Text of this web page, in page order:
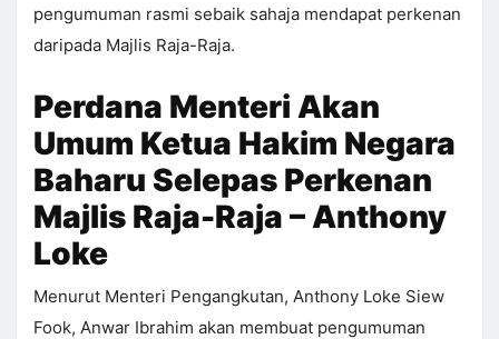
pengumuman rasmi sebaik sahaja mendapat perkenan
daripada Majlis Raja-Raja.
Perdana Menteri Akan
Umum Ketua Hakim Negara
Baharu Selepas Perkenan
Majlis Raja-Raja – Anthony
Loke
Menurut Menteri Pengangkutan, Anthony Loke Siew
Fook, Anwar Ibrahim akan membuat pengumuman